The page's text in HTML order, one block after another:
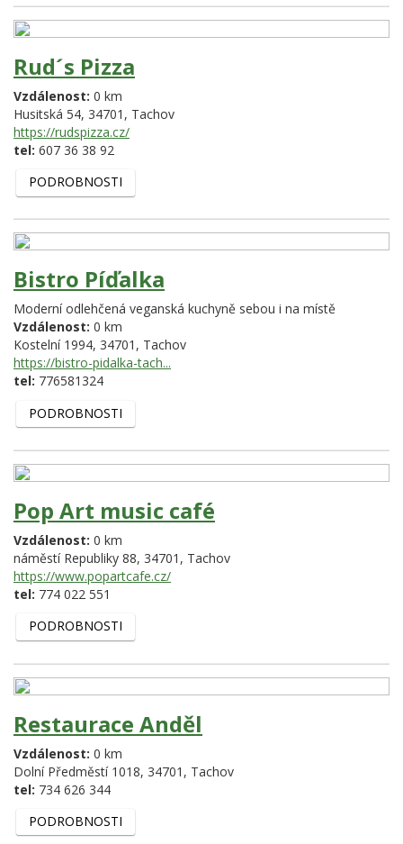
Rud´s Pizza
Vzdálenost: 0 km
Husitská 54, 34701, Tachov
https://rudspizza.cz/
tel: 607 36 38 92
PODROBNOSTI
Bistro Píďalka
Moderní odlehčená veganská kuchyně sebou i na místě
Vzdálenost: 0 km
Kostelní 1994, 34701, Tachov
https://bistro-pidalka-tach...
tel: 776581324
PODROBNOSTI
Pop Art music café
Vzdálenost: 0 km
náměstí Republiky 88, 34701, Tachov
https://www.popartcafe.cz/
tel: 774 022 551
PODROBNOSTI
Restaurace Anděl
Vzdálenost: 0 km
Dolní Předměstí 1018, 34701, Tachov
tel: 734 626 344
PODROBNOSTI